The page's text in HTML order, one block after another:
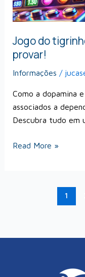
Jogo do
provar!
Informações /
Como a dopamina
associados a
Descubra tudo em
posso
provar!
Read More »
1